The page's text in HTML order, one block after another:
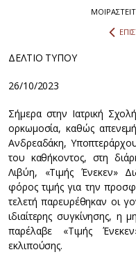
ΔΕΛΤΙΟ ΤΥΠΟΥ
26/10/2023
Σήμερα στην Ιατρική
ορκωμοσία, καθώς
Ανδρεαδάκη,
του καθήκοντος, στη
Λιβύη, «Τιμής Ένεκεν»
φόρος τιμής για την
τελετή παρευρέθηκαν οι
ιδιαίτερης συγκίνησης, η
παρέλαβε «Τιμής
εκλιπούσης.